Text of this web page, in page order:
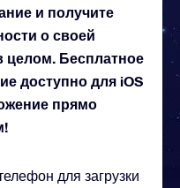
и получите
о своей
целом. Бесплатное
доступно для iOS
прямо
для загрузки